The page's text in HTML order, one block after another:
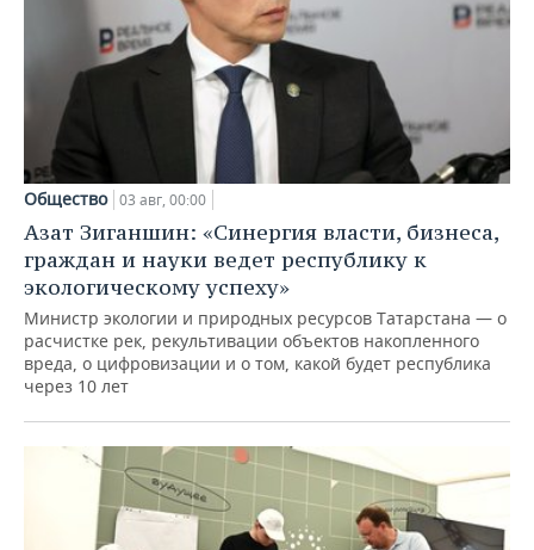
Общество 03 авг, 00:00
Азат Зиганшин: «Синергия власти, бизнеса,
граждан и науки ведет республику к
экологическому успеху»
Министр экологии и природных ресурсов Татарстана — о
расчистке рек, рекультивации объектов накопленного
вреда, о цифровизации и о том, какой будет республика
через 10 лет